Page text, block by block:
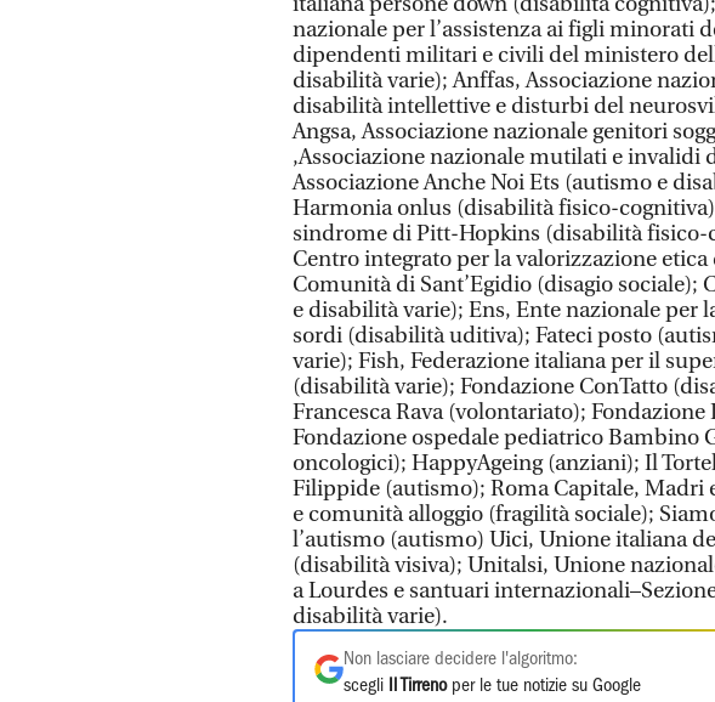
nazionale per l’assistenza ai figli minorati
dipendenti militari e civili del ministero
disabilità varie); Anffas, Associazione
disabilità intellettive e disturbi del
Angsa, Associazione nazionale genitori
,Associazione nazionale mutilati e invalidi
Associazione Anche Noi Ets (autismo e
Harmonia onlus (disabilità fisico-
sindrome di Pitt-Hopkins (disabilità fisico-
Centro integrato per la valorizzazione
Comunità di Sant’Egidio (disagio sociale);
e disabilità varie); Ens, Ente nazionale per
sordi (disabilità uditiva); Fateci posto
varie); Fish, Federazione italiana per il
(disabilità varie); Fondazione ConTatto
Francesca Rava (volontariato); Fondazione
Fondazione ospedale pediatrico Bambino
oncologici); HappyAgeing (anziani); Il
Filippide (autismo); Roma Capitale, Madri
e comunità alloggio (fragilità sociale);
l’autismo (autismo) Uici, Unione italiana
(disabilità visiva); Unitalsi, Unione
a Lourdes e santuari
disabilità varie).
Non lasciare decidere l'algoritmo:
scegli
Il Tirrenoper le tue notizie su Google